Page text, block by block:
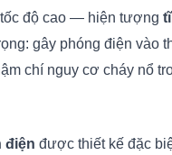
độ cao — hiện tượng
gây phóng điện vào
chí nguy cơ cháy nổ
điện được thiết kế đặc